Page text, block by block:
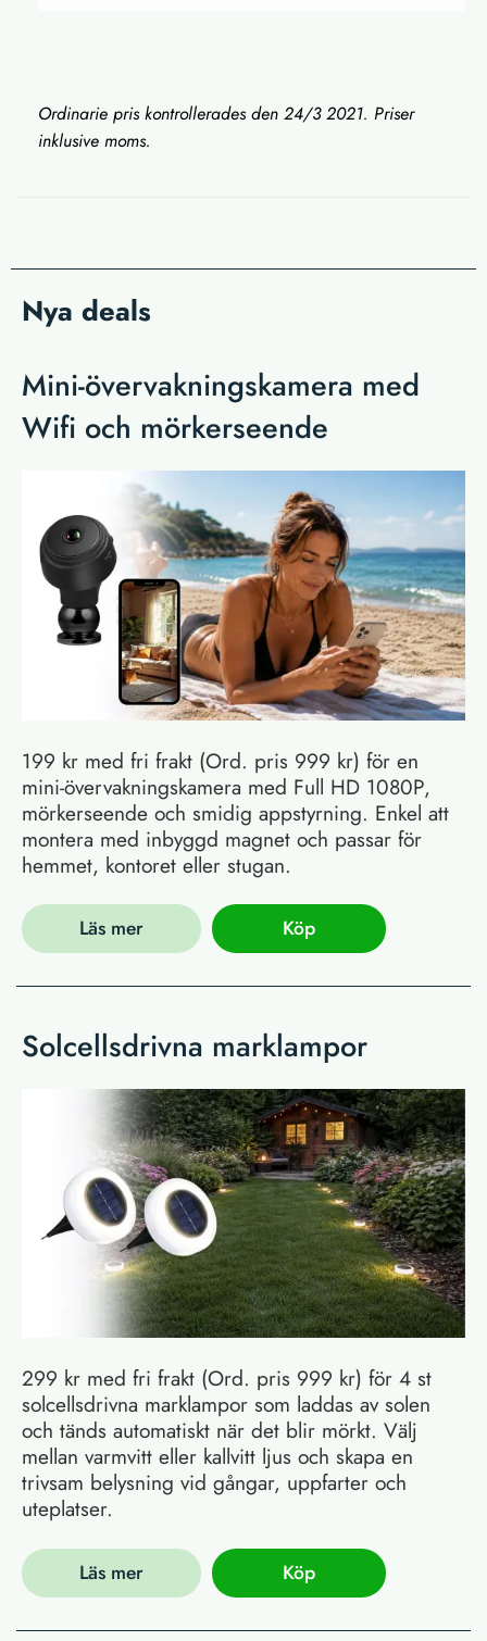
Ordinarie pris kontrollerades den 24/3 2021. Priser
inklusive moms.
Nya deals
Mini-övervakningskamera med
Wifi och mörkerseende
199 kr med fri frakt (Ord. pris 999 kr) för en
mini-övervakningskamera med Full HD 1080P,
mörkerseende och smidig appstyrning. Enkel att
montera med inbyggd magnet och passar för
hemmet, kontoret eller stugan.
Läs mer Köp
Solcellsdrivna marklampor
299 kr med fri frakt (Ord. pris 999 kr) för 4 st
solcellsdrivna marklampor som laddas av solen
och tänds automatiskt när det blir mörkt. Välj
mellan varmvitt eller kallvitt ljus och skapa en
trivsam belysning vid gångar, uppfarter och
uteplatser.
Läs mer Köp